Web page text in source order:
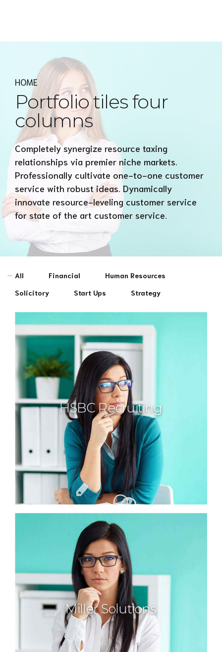
HOME
Portfolio tiles four
columns
Completely synergize resource taxing
relationships via premier niche markets.
Professionally cultivate one-to-one customer
service with robust ideas. Dynamically
innovate resource-leveling customer service
for state of the art customer service.
All Financial
Human Resources
Solicitory
Start Ups Strategy
HSBC Recruiting
Miller Solutions